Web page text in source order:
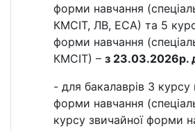
форми навчання
КМСІТ, ЛВ, ЕСА) та 5
форми навчання
КМСІТ) – з 23.03.2026р.
- для бакалаврів 3 курсу
форми навчання
курсу звичайної форми